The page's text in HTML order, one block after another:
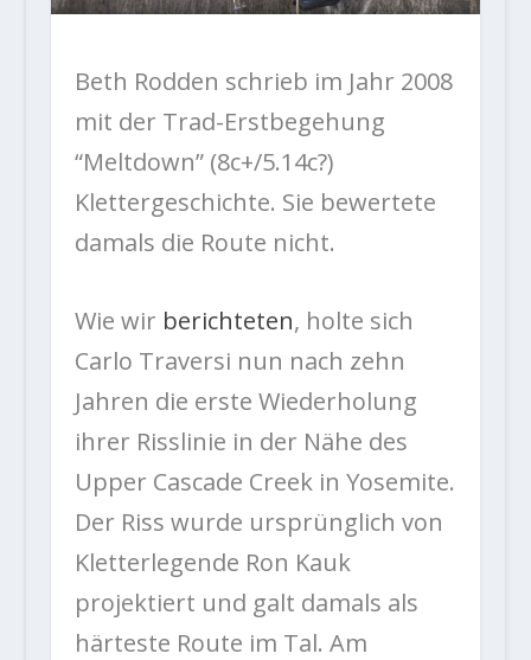
Beth Rodden schrieb im Jahr 2008
mit der Trad-Erstbegehung
“Meltdown” (8c+/5.14c?)
Klettergeschichte. Sie bewertete
damals die Route nicht.
Wie wir berichteten, holte sich
Carlo Traversi nun nach zehn
Jahren die erste Wiederholung
ihrer Risslinie in der Nähe des
Upper Cascade Creek in Yosemite.
Der Riss wurde ursprünglich von
Kletterlegende Ron Kauk
projektiert und galt damals als
härteste Route im Tal. Am